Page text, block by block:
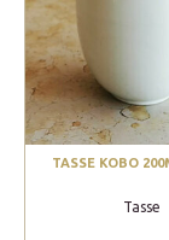
TASSE KOBO
Tasse